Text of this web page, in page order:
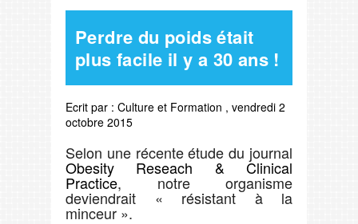
Perdre du poids était
plus facile il y a 30 ans !
Ecrit par : Culture et Formation , vendredi 2
octobre 2015
Selon une récente étude du journal
Obesity Reseach & Clinical
Practice, notre organisme
deviendrait « résistant à la
minceur ».